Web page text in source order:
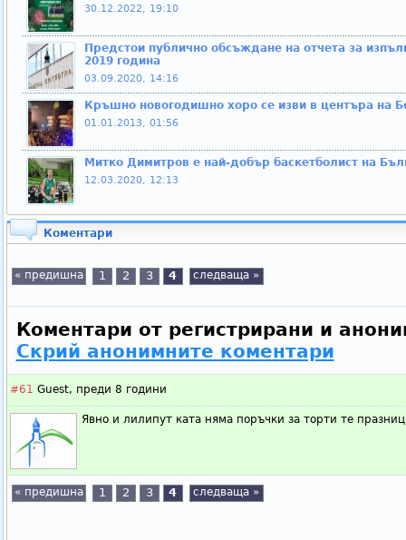
30.12.2022, 19:10
Предстои публично обсъждане на отчета за
2019 година
03.09.2020, 14:16
Кръшно новогодишно хоро се изви в центъра на
01.01.2013, 01:56
Митко Димитров е най-добър баскетболист на
12.03.2020, 12:13
Коментари
« предишна 1 2 3 4 следваща »
Коментари от регистрирани и
Скрий анонимните коментари
#61 Guest, преди 8 години
Явно и лилипут ката няма поръчки за торти те
« предишна 1 2 3 4 следваща »